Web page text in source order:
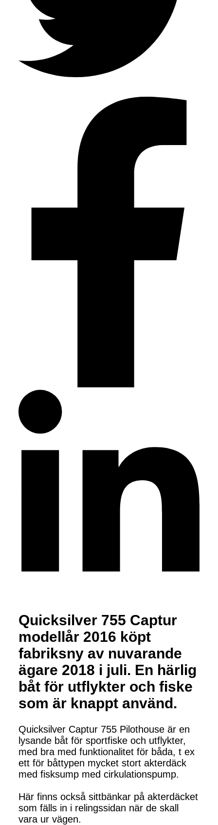
Quicksilver 755 Captur
modellår 2016 köpt
fabriksny av nuvarande
ägare 2018 i juli. En härlig
båt för utflykter och fiske
som är knappt använd.
Quicksilver Captur 755 Pilothouse är en
lysande båt för sportfiske och utflykter,
med bra med funktionalitet för båda, t ex
ett för båttypen mycket stort akterdäck
med fisksump med cirkulationspump.
Här finns också sittbänkar på akterdäcket
som fälls in i relingssidan när de skall
vara ur vägen.